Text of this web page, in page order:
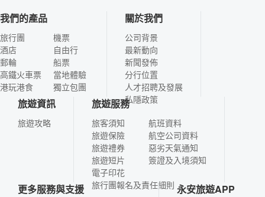
我們的產品
旅行團
酒店
郵輪
高鐵火車票
港玩港食
機票
自由行
船票
當地體驗
獨立包團
關於我們
公司背景
最新動向
新聞發佈
分行位置
人才招聘及發展
私隱政策
旅遊資訊
旅遊攻略
旅遊服務
旅客須知
旅遊保險
旅遊禮券
旅遊短片
電子印花
航班資料
航空公司資料
惡劣天氣通知
簽證及入境須知
旅行團報名及責任細則
更多服務與支援 永安旅遊APP